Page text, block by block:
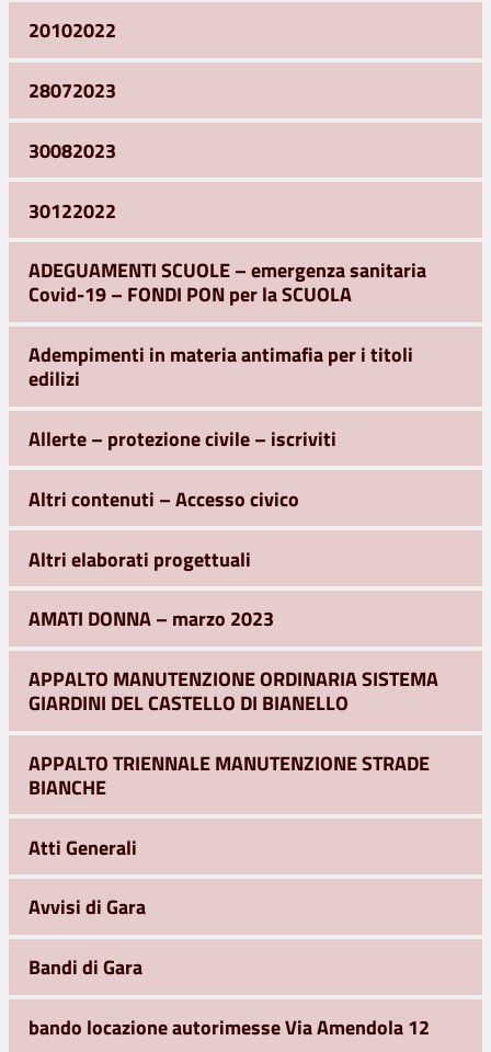
20102022
28072023
30082023
30122022
ADEGUAMENTI SCUOLE – emergenza sanitaria
Covid-19 – FONDI PON per la SCUOLA
Adempimenti in materia antimafia per i titoli
edilizi
Allerte – protezione civile – iscriviti
Altri contenuti – Accesso civico
Altri elaborati progettuali
AMATI DONNA – marzo 2023
APPALTO MANUTENZIONE ORDINARIA SISTEMA
GIARDINI DEL CASTELLO DI BIANELLO
APPALTO TRIENNALE MANUTENZIONE STRADE
BIANCHE
Atti Generali
Avvisi di Gara
Bandi di Gara
bando locazione autorimesse Via Amendola 12